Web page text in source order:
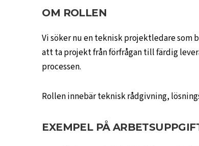
OM ROLLEN
Vi söker nu en teknisk projektledare som
att ta projekt från förfrågan till färdig
processen.
Rollen innebär teknisk rådgivning,
EXEMPEL PÅ